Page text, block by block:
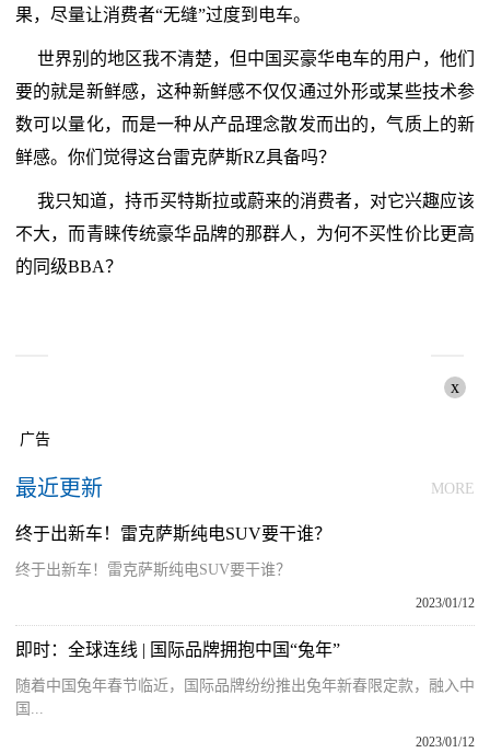
果，尽量让消费者“无缝”过度到电车。
世界别的地区我不清楚，但中国买豪华电车的用户，他们
要的就是新鲜感，这种新鲜感不仅仅通过外形或某些技术参
数可以量化，而是一种从产品理念散发而出的，气质上的新
鲜感。你们觉得这台雷克萨斯RZ具备吗？
我只知道，持币买特斯拉或蔚来的消费者，对它兴趣应该
不大，而青睐传统豪华品牌的那群人，为何不买性价比更高
的同级BBA？
x
广告
最近更新 MORE
终于出新车！雷克萨斯纯电SUV要干谁？
终于出新车！雷克萨斯纯电SUV要干谁？
2023/01/12
即时：全球连线 | 国际品牌拥抱中国“兔年”
随着中国兔年春节临近，国际品牌纷纷推出兔年新春限定款，融入中
国...
2023/01/12